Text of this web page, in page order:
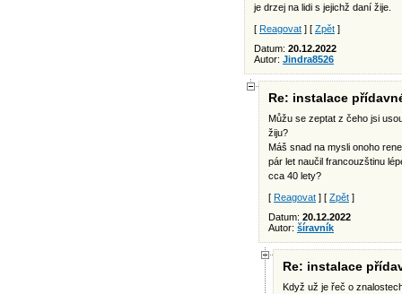
je drzej na lidi s jejichž daní žije.
[ Reagovat ] [ Zpět ]
Datum: 20.12.2022
Autor: Jindra8526
Re: instalace
Můžu se zeptat z čeho jsi
žiju?
Máš snad na mysli onoho
pár let naučil francouzštinu
cca 40 lety?
[ Reagovat ] [ Zpět ]
Datum: 20.12.2022
Autor: šíravník
Re: instalace
Když už je řeč o